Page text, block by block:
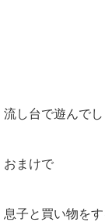
流し台で遊んでし
おまけで
息子と買い物をす